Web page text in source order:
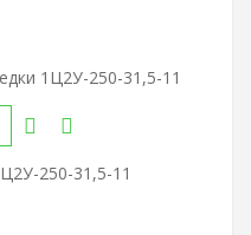
250-31,5-11